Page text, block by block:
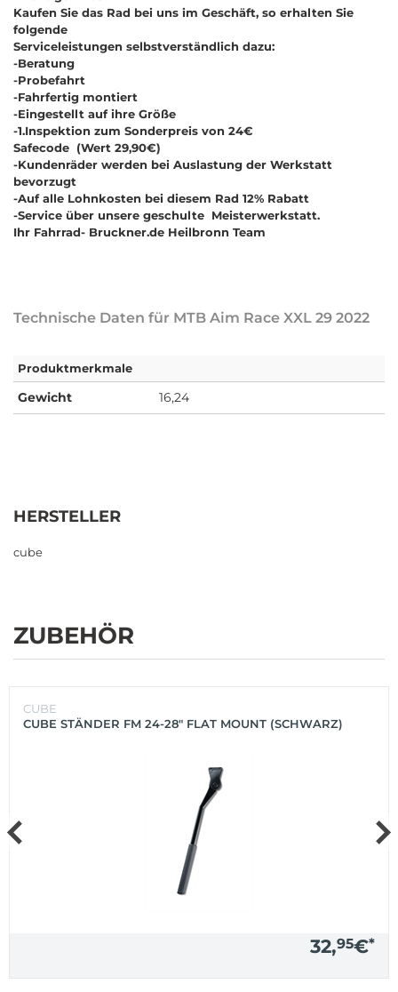
Kaufen Sie das Rad bei uns im Geschäft, so erhalten Sie
folgende
Serviceleistungen selbstverständlich dazu:
-Beratung
-Probefahrt
-Fahrfertig montiert
-Eingestellt auf ihre Größe
-1.Inspektion zum Sonderpreis von 24€
Safecode (Wert 29,90€)
-Kundenräder werden bei Auslastung der Werkstatt
bevorzugt
-Auf alle Lohnkosten bei diesem Rad 12% Rabatt
-Service über unsere geschulte Meisterwerkstatt.
Ihr Fahrrad- Bruckner.de Heilbronn Team
Technische Daten für MTB Aim Race XXL 29 2022
Produktmerkmale
Gewicht 16,24
HERSTELLER
cube
ZUBEHÖR
CUBE
CUBE STÄNDER FM 24-28" FLAT MOUNT (SCHWARZ)
32,95€*